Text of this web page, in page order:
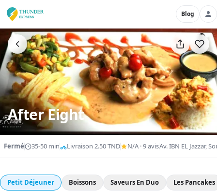
Blog
After Eight
Fermé 35-50 min Livraison 2.50 TND N/A · 9 avisAv. IBN EL Jazzar,
Petit Déjeuner Boissons Saveurs En Duo Les Pancakes